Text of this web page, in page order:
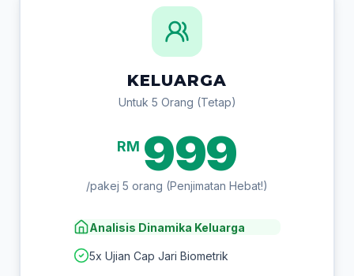
KELUARGA
Untuk 5 Orang (Tetap)
RM 999
/pakej 5 orang (Penjimatan Hebat!)
Analisis Dinamika Keluarga
5x Ujian Cap Jari Biometrik